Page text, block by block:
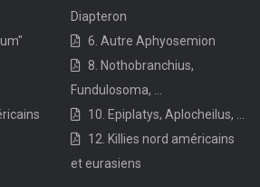
Diapteron
6. Autre Aphyosemion
8. Nothobranchius,
Fundulosoma, ...
10. Epiplatys, Aplocheilus, ...
12. Killies nord américains
et eurasiens